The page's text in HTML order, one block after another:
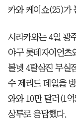
카와 케이쇼(25)가
시라카와는 4일 광
야구 롯데자이언츠
볼넷 4탈삼진 무실
수 제리드 데일을
와와 10만 달러(1
상투로 응답했다.